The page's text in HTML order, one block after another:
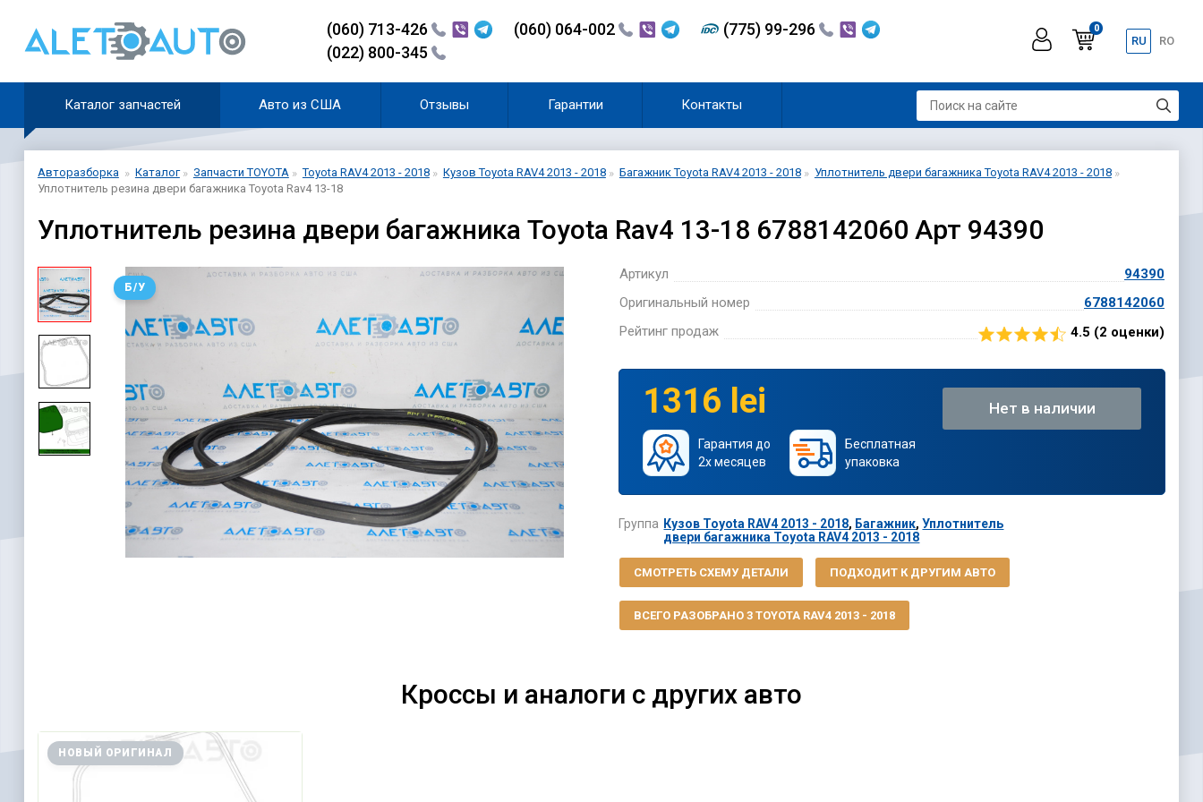
(060) 713-426 (060) 064-002
(775) 99-296
(022) 800-345
0
RU RO
Каталог запчастей Авто из США Отзывы Гарантии Контакты
Авторазборка Каталог Запчасти TOYOTA Toyota RAV4 2013 - 2018 Кузов Toyota RAV4 2013 - 2018 Багажник Toyota RAV4 2013 - 2018
Уплотнитель двери багажника Toyota RAV4 2013 - 2018
Уплотнитель резина двери багажника Toyota Rav4 13-18
Уплотнитель резина двери багажника Toyota Rav4 13-18 6788142060 Арт 94390
Б/У
Артикул
94390
Оригинальный номер
6788142060
Рейтинг продаж
4.5 (2 оценки)
1316 lei
Гарантия до
2х месяцев
Бесплатная
упаковка
Нет в наличии
Группа Кузов Toyota RAV4 2013 - 2018, Багажник,Уплотнитель
двери багажника Toyota RAV4 2013 - 2018
СМОТРЕТЬ СХЕМУ ДЕТАЛИ ПОДХОДИТ К ДРУГИМ АВТО
ВСЕГО РАЗОБРАНО 3 TOYOTA RAV4 2013 - 2018
Кроссы и аналоги с других авто
НОВЫЙ ОРИГИНАЛ